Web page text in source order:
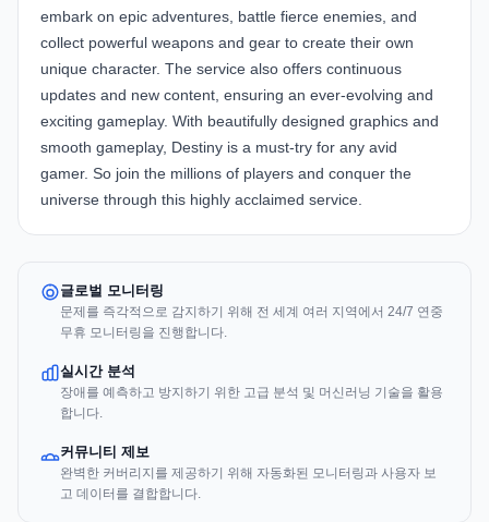
embark on epic adventures, battle fierce enemies, and
collect powerful weapons and gear to create their own
unique character. The service also offers continuous
updates and new content, ensuring an ever-evolving and
exciting gameplay. With beautifully designed graphics and
smooth gameplay, Destiny is a must-try for any avid
gamer. So join the millions of players and conquer the
universe through this highly acclaimed service.
글로벌 모니터링
문제를 즉각적으로 감지하기 위해 전 세계 여러 지역에서 24/7 연중
무휴 모니터링을 진행합니다.
실시간 분석
장애를 예측하고 방지하기 위한 고급 분석 및 머신러닝 기술을 활용
합니다.
커뮤니티 제보
완벽한 커버리지를 제공하기 위해 자동화된 모니터링과 사용자 보
고 데이터를 결합합니다.